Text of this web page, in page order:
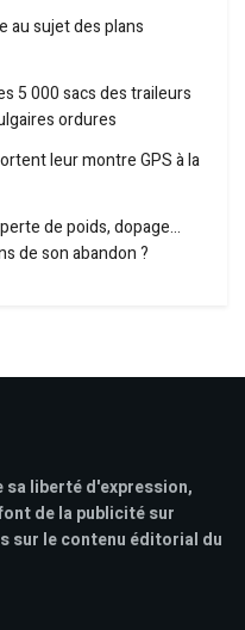
au sujet des plans
5 000 sacs des traileurs
ordures
leur montre GPS à la
de poids, dopage…
de son abandon ?
sa liberté d'expression,
de la publicité sur
sur le contenu éditorial du